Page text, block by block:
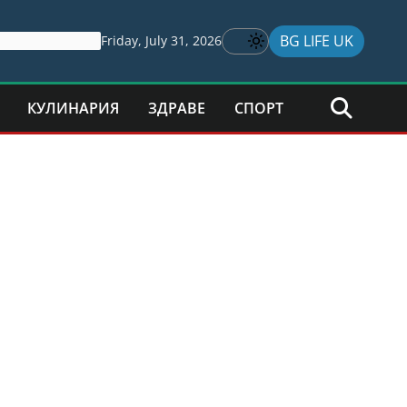
Friday, July 31, 2026 BG LIFE UK
КУЛИНАРИЯ ЗДРАВЕ СПОРТ